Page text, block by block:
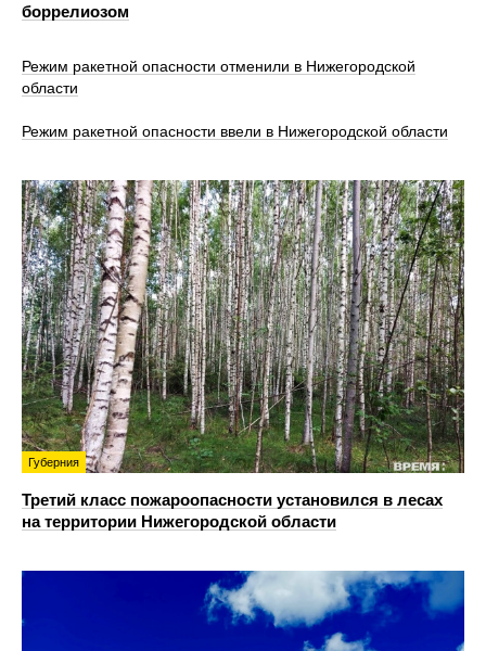
боррелиозом
Режим ракетной опасности отменили в Нижегородской
области
Режим ракетной опасности ввели в Нижегородской области
Губерния
Третий класс пожароопасности установился в лесах
на территории Нижегородской области